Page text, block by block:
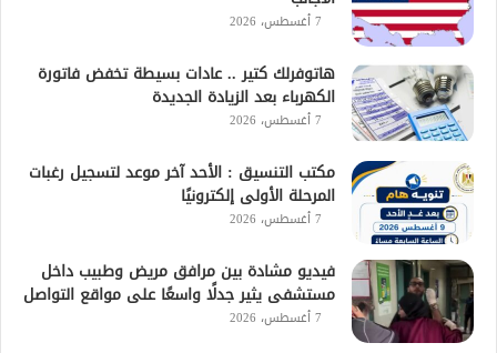
7 أغسطس، 2026
هاتوفرلك كتير .. عادات بسيطة تخفض فاتورة
الكهرباء بعد الزيادة الجديدة
7 أغسطس، 2026
مكتب التنسيق : الأحد آخر موعد لتسجيل رغبات
المرحلة الأولى إلكترونيًا
7 أغسطس، 2026
فيديو مشادة بين مرافق مريض وطبيب داخل
مستشفى يثير جدلًا واسعًا على مواقع التواصل
7 أغسطس، 2026